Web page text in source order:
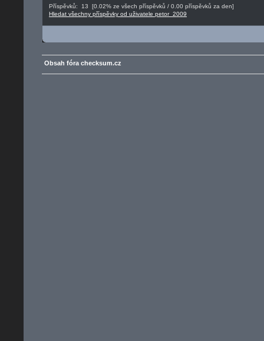
Příspěvků: 13 [0.02% ze všech příspěvků / 0.00 příspěvků za den]
Hledat všechny příspěvky od uživatele petor_2009
Obsah fóra checksum.cz